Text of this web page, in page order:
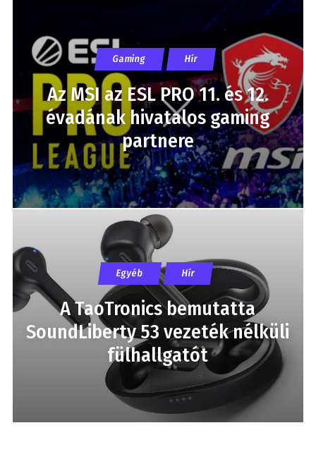
Gaming Hír
Az MSI az ESL PRO 11. és 12.
évadának hivatalos gaming
partnere
Egyéb Hír
A TaoTronics bemutatta
SoundLiberty 53 vezeték nélküli
fülhallgatót